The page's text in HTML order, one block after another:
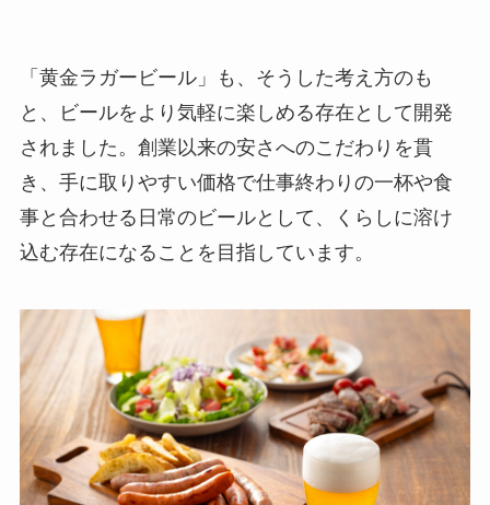
「黄金ラガービール」も、そうした考え方のも
と、ビールをより気軽に楽しめる存在として開発
されました。創業以来の安さへのこだわりを貫
き、手に取りやすい価格で仕事終わりの一杯や食
事と合わせる日常のビールとして、くらしに溶け
込む存在になることを目指しています。